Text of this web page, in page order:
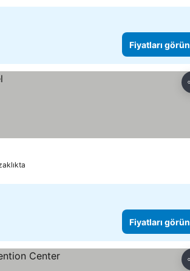
Fiyatları görün
Fiyatları görün